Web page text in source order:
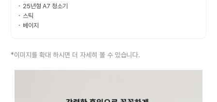
25년형 A7 청소기
스틱
베이지
*이미지를 확대 하시면 더 자세히 볼 수 있습니다.